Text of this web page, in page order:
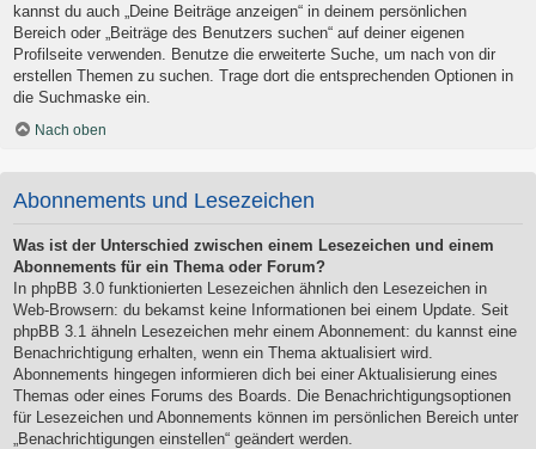
kannst du auch „Deine Beiträge anzeigen“ in deinem persönlichen
Bereich oder „Beiträge des Benutzers suchen“ auf deiner eigenen
Profilseite verwenden. Benutze die erweiterte Suche, um nach von dir
erstellen Themen zu suchen. Trage dort die entsprechenden Optionen in
die Suchmaske ein.
Nach oben
Abonnements und Lesezeichen
Was ist der Unterschied zwischen einem Lesezeichen und einem
Abonnements für ein Thema oder Forum?
In phpBB 3.0 funktionierten Lesezeichen ähnlich den Lesezeichen in
Web-Browsern: du bekamst keine Informationen bei einem Update. Seit
phpBB 3.1 ähneln Lesezeichen mehr einem Abonnement: du kannst eine
Benachrichtigung erhalten, wenn ein Thema aktualisiert wird.
Abonnements hingegen informieren dich bei einer Aktualisierung eines
Themas oder eines Forums des Boards. Die Benachrichtigungsoptionen
für Lesezeichen und Abonnements können im persönlichen Bereich unter
„Benachrichtigungen einstellen“ geändert werden.